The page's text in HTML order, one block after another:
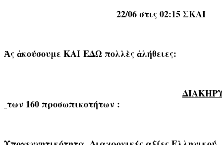
22/06 στις 02:15 ΣΚΑΙ
Ἀς ἀκούσουμε ΚΑΙ ΕΔΩπολλὲς ἀλήθειες:
των 160 προσωπικοτήτων :